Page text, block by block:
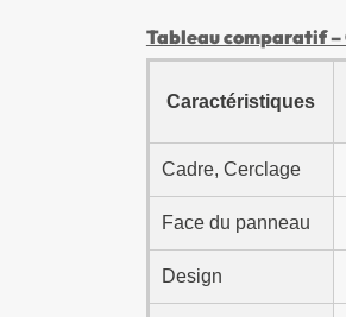
Tableau comparatif –
Caractéristiques
Cadre, Cerclage
Face du panneau
Design